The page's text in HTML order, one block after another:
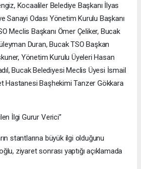
Kocaaliler Belediye Başkanı İlyas
Sanayi Odası Yönetim Kurulu Başkanı
Meclis Başkanı Ömer Çeliker, Bucak
Duran, Bucak TSO Başkan
Yönetim Kurulu Üyeleri Hasan
Bucak Belediyesi Meclis Üyesi İsmail
Hastanesi Başhekimi Tanzer Gökkara
İlgi Gurur Verici”
stantlarına büyük ilgi olduğunu
ziyaret sonrası yaptığı açıklamada